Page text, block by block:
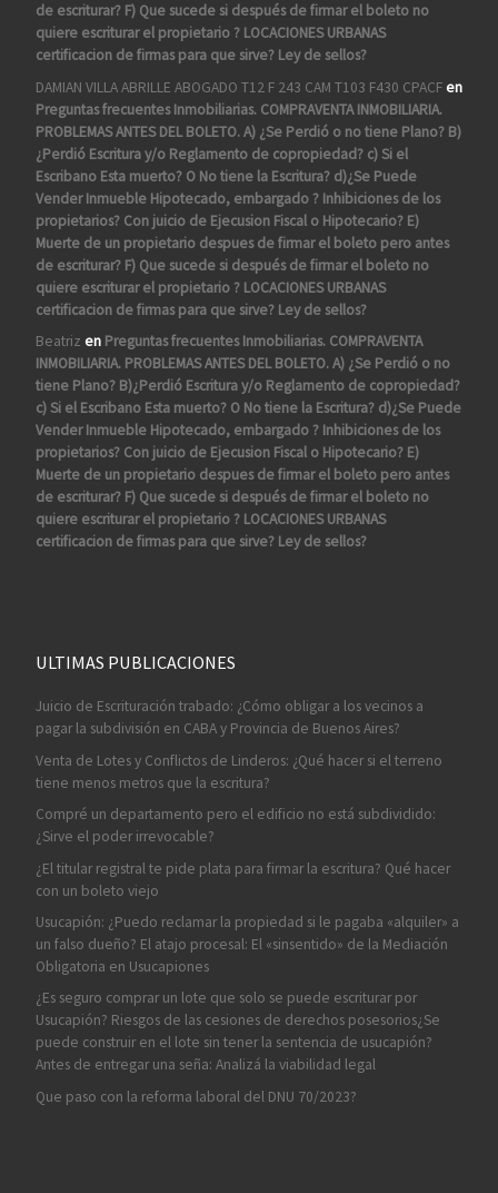
de escriturar? F) Que sucede si después de firmar el boleto no
quiere escriturar el propietario ? LOCACIONES URBANAS
certificacion de firmas para que sirve? Ley de sellos?
DAMIAN VILLA ABRILLE ABOGADO T12 F 243 CAM T103 F430 CPACFen
Preguntas frecuentes Inmobiliarias. COMPRAVENTA INMOBILIARIA.
PROBLEMAS ANTES DEL BOLETO. A) ¿Se Perdió o no tiene Plano? B)
¿Perdió Escritura y/o Reglamento de copropiedad? c) Si el
Escribano Esta muerto? O No tiene la Escritura? d)¿Se Puede
Vender Inmueble Hipotecado, embargado ? Inhibiciones de los
propietarios? Con juicio de Ejecusion Fiscal o Hipotecario? E)
Muerte de un propietario despues de firmar el boleto pero antes
de escriturar? F) Que sucede si después de firmar el boleto no
quiere escriturar el propietario ? LOCACIONES URBANAS
certificacion de firmas para que sirve? Ley de sellos?
Beatriz en Preguntas frecuentes Inmobiliarias. COMPRAVENTA
INMOBILIARIA. PROBLEMAS ANTES DEL BOLETO. A) ¿Se Perdió o no
tiene Plano? B)¿Perdió Escritura y/o Reglamento de copropiedad?
c) Si el Escribano Esta muerto? O No tiene la Escritura? d)¿Se Puede
Vender Inmueble Hipotecado, embargado ? Inhibiciones de los
propietarios? Con juicio de Ejecusion Fiscal o Hipotecario? E)
Muerte de un propietario despues de firmar el boleto pero antes
de escriturar? F) Que sucede si después de firmar el boleto no
quiere escriturar el propietario ? LOCACIONES URBANAS
certificacion de firmas para que sirve? Ley de sellos?
ULTIMAS PUBLICACIONES
Juicio de Escrituración trabado: ¿Cómo obligar a los vecinos a
pagar la subdivisión en CABA y Provincia de Buenos Aires?
Venta de Lotes y Conflictos de Linderos: ¿Qué hacer si el terreno
tiene menos metros que la escritura?
Compré un departamento pero el edificio no está subdividido:
¿Sirve el poder irrevocable?
¿El titular registral te pide plata para firmar la escritura? Qué hacer
con un boleto viejo
Usucapión: ¿Puedo reclamar la propiedad si le pagaba «alquiler» a
un falso dueño? El atajo procesal: El «sinsentido» de la Mediación
Obligatoria en Usucapiones
¿Es seguro comprar un lote que solo se puede escriturar por
Usucapión? Riesgos de las cesiones de derechos posesorios¿Se
puede construir en el lote sin tener la sentencia de usucapión?
Antes de entregar una seña: Analizá la viabilidad legal
Que paso con la reforma laboral del DNU 70/2023?